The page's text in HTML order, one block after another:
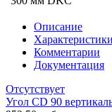
Описание
Характеристики
Комментарии
Документация
Отсутствует
Угол CD 90